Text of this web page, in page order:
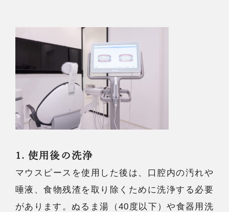
1. 使用後の洗浄
マウスピースを使用した後は、口腔内の汚れや
唾液、食物残渣を取り除くために洗浄する必要
があります。ぬるま湯（40度以下）や食器用洗